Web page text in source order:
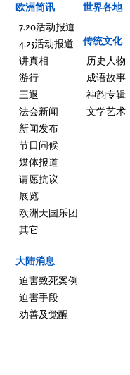
欧洲简讯
7.20活动报道
4.25活动报道
讲真相
游行
三退
法会新闻
新闻发布
节日问候
媒体报道
请愿抗议
展览
欧洲天国乐团
其它
大陆消息
迫害致死案例
迫害手段
劝善及觉醒
世界各地
传统文化
历史人物
成语故事
神韵专辑
文学艺术